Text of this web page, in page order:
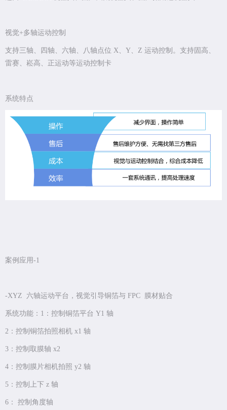
视觉+多轴运动控制
支持三轴、四轴、六轴、八轴点位 X、Y、Z 运动控制。支持固高、
雷赛、崧高、正运动等运动控制卡
系统特点
案例应用-1
-XYZ 六轴运动平台，视觉引导铜箔与 FPC 膜材贴合
系统功能：1：控制铜箔平台 Y1 轴
2：控制铜箔拍照相机 x1 轴
3：控制取膜轴 x2
4：控制膜片相机拍照 y2 轴
5：控制上下 z 轴
6： 控制角度轴